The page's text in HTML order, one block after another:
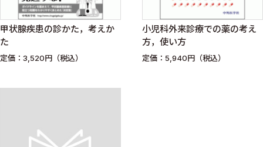
甲状腺疾患の診かた，考えか
た
定価：3,520円（税込）
小児科外来診療での薬の考え
方，使い方
定価：5,940円（税込）